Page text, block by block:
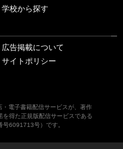
学校から探す
広告掲載について
サイトポリシー
電子書籍配信サービスが、著作
を得た正規版配信サービスである
号6091713号）です。